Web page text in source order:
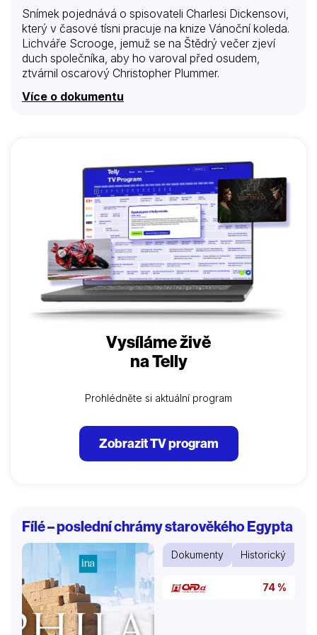
Snímek pojednává o spisovateli Charlesi Dickensovi,
který v časové tísni pracuje na knize Vánoční koleda.
Lichváře Scrooge, jemuž se na Štědrý večer zjeví
duch společníka, aby ho varoval před osudem,
ztvárnil oscarový Christopher Plummer.
Více o dokumentu
Vysíláme živě
na Telly
Prohlédněte si aktuální program
Zobrazit TV program
Fílé – poslední chrámy starověkého Egypta
Dokumenty Historický
74 %